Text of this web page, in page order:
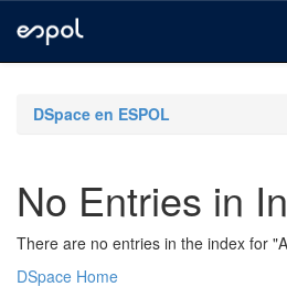
navigationDSpace en ESPOL
No Entries in
There are no entries in the index for
DSpace Home